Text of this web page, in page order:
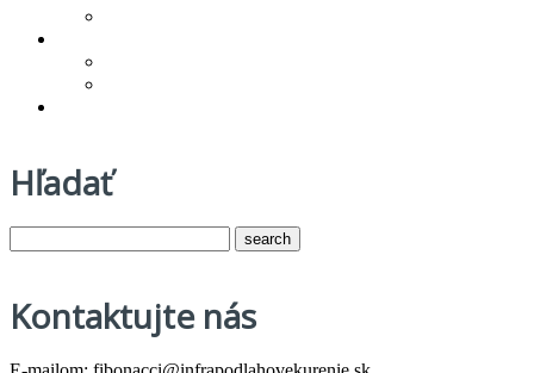
Hľadať
Kontaktujte nás